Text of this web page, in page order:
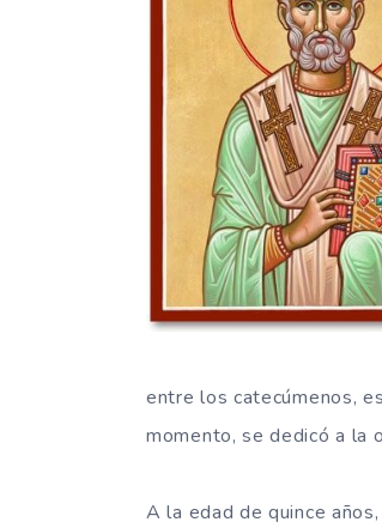
entre los catecúmenos,
momento, se dedicó a la
A la edad de quince